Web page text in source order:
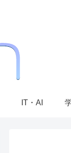
IT・AI